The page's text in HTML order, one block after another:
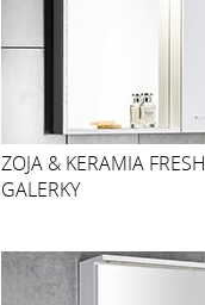
ZOJA & KERAMIA FRESH
GALERKY